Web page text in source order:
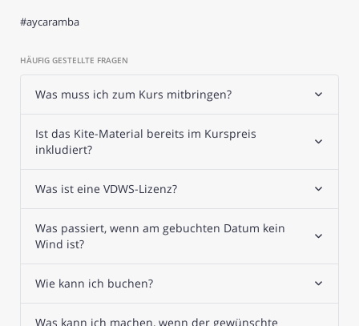
#aycaramba
HÄUFIG GESTELLTE FRAGEN
Was muss ich zum Kurs mitbringen?
Ist das Kite-Material bereits im Kurspreis
inkludiert?
Was ist eine VDWS-Lizenz?
Was passiert, wenn am gebuchten Datum kein
Wind ist?
Wie kann ich buchen?
Was kann ich machen, wenn der gewünschte